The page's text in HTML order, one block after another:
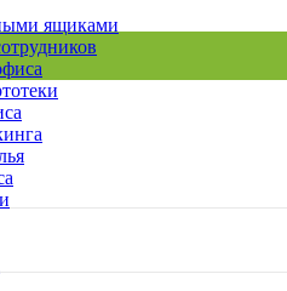
ящиками